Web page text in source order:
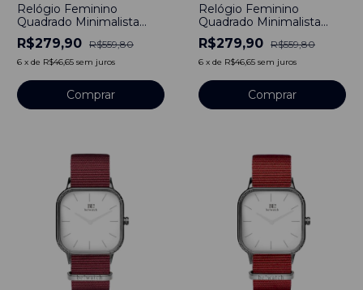
Relógio Feminino
Quadrado Minimalista
Penelope Pulseira Nylon
Nato Rosa 40 mm Aço
Inoxidável banhado a
R$279,90 R$559,80
6 x de R$46,65 sem juros
Comprar
Relógio Feminino
Quadrado Minimalista
Santa Ynez Pulseira Nylon
Nato Rosa 40mm Aço
Inoxidável banhado a
R$279,90 R$559,80
6 x de R$46,65 sem juros
Comprar